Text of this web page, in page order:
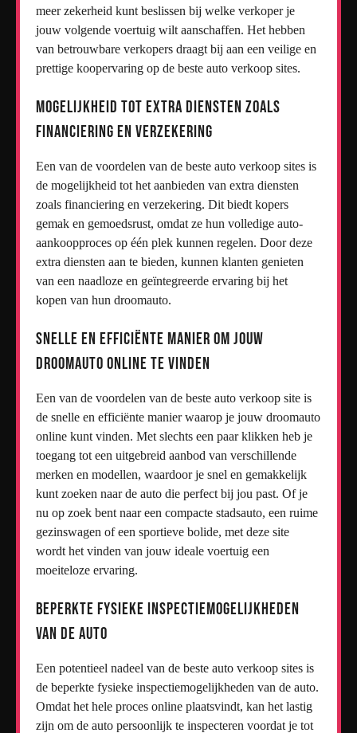
meer zekerheid kunt beslissen bij welke verkoper je
jouw volgende voertuig wilt aanschaffen. Het hebben
van betrouwbare verkopers draagt bij aan een veilige en
prettige koopervaring op de beste auto verkoop sites.
Mogelijkheid tot extra diensten zoals
financiering en verzekering
Een van de voordelen van de beste auto verkoop sites is
de mogelijkheid tot het aanbieden van extra diensten
zoals financiering en verzekering. Dit biedt kopers
gemak en gemoedsrust, omdat ze hun volledige auto-
aankoopproces op één plek kunnen regelen. Door deze
extra diensten aan te bieden, kunnen klanten genieten
van een naadloze en geïntegreerde ervaring bij het
kopen van hun droomauto.
Snelle en efficiënte manier om jouw
droomauto online te vinden
Een van de voordelen van de beste auto verkoop site is
de snelle en efficiënte manier waarop je jouw droomauto
online kunt vinden. Met slechts een paar klikken heb je
toegang tot een uitgebreid aanbod van verschillende
merken en modellen, waardoor je snel en gemakkelijk
kunt zoeken naar de auto die perfect bij jou past. Of je
nu op zoek bent naar een compacte stadsauto, een ruime
gezinswagen of een sportieve bolide, met deze site
wordt het vinden van jouw ideale voertuig een
moeiteloze ervaring.
Beperkte fysieke inspectiemogelijkheden
van de auto
Een potentieel nadeel van de beste auto verkoop sites is
de beperkte fysieke inspectiemogelijkheden van de auto.
Omdat het hele proces online plaatsvindt, kan het lastig
zijn om de auto persoonlijk te inspecteren voordat je tot